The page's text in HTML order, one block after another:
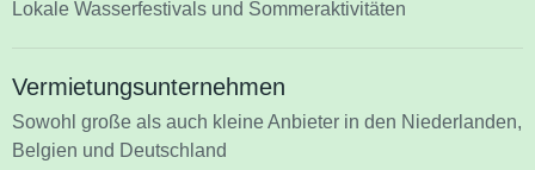
Lokale Wasserfestivals und Sommeraktivitäten
Vermietungsunternehmen
Sowohl große als auch kleine Anbieter in den Niederlanden,
Belgien und Deutschland